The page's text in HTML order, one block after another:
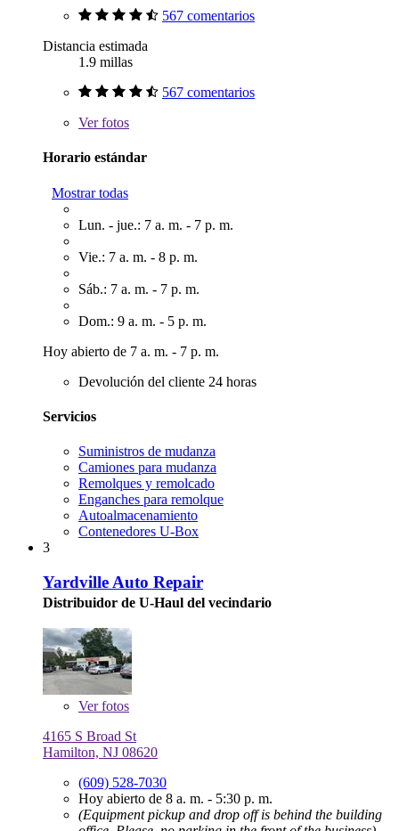
567 comentarios
Distancia estimada
1.9 millas
567 comentarios
Verfotos
Horario estándar
Mostrar todas
Lun. - jue.: 7 a. m. - 7 p. m.
Vie.: 7 a. m. - 8 p. m.
Sáb.: 7 a. m. - 7 p. m.
Dom.: 9 a. m. - 5 p. m.
Hoy abierto de 7 a. m. - 7 p. m.
Devolución del cliente 24 horas
Servicios
Suministros de mudanza
Camiones para mudanza
Remolques y remolcado
Enganches para remolque
Autoalmacenamiento
Contenedores U-Box
3
Yardville Auto Repair
Distribuidor de U-Haul del vecindario
Verfotos
4165 S Broad St
Hamilton, NJ 08620
(609) 528-7030
Hoy abierto de 8 a. m. - 5:30 p. m.
(Equipment pickup and drop off is behind the building